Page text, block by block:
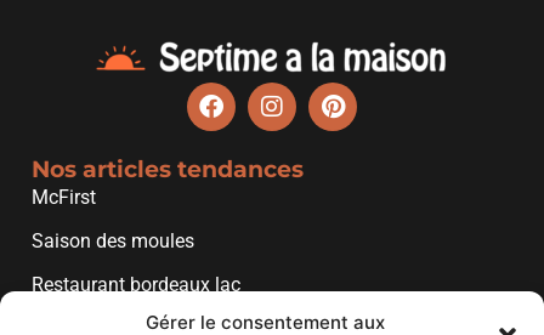
Gérer le consentement aux
Nos articles tendances
McFirst
Saison des moules
Restaurant bordeaux lac
Restaurant bord de garonne